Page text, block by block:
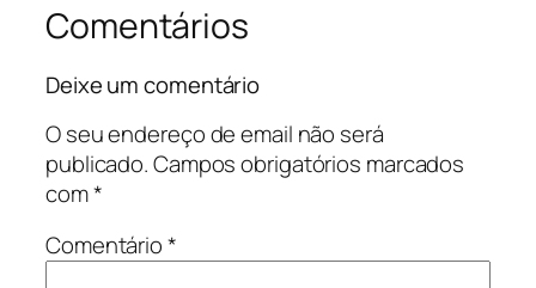
Comentários
Deixe um comentário
O seu endereço de email não será
publicado.Campos obrigatórios marcados
com*
Comentário*